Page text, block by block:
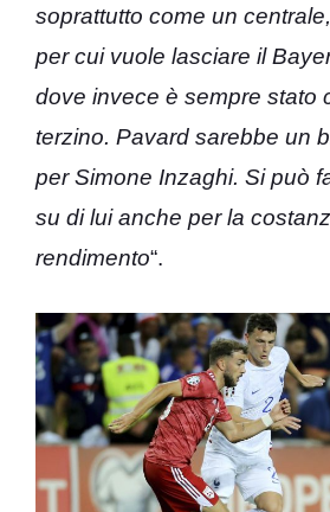
soprattutto come un
per cui vuole lasciare il
dove invece è sempre stato
terzino. Pavard sarebbe un
per Simone Inzaghi. Si può
su di lui anche per la
rendimento“.